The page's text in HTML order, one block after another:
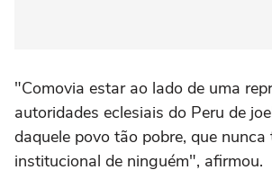
"Comovia estar ao lado de uma
autoridades eclesiais do Peru de
daquele povo tão pobre, que nunca
institucional de ninguém", afirmou.